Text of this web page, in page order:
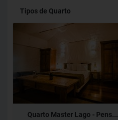
Tipos de Quarto
Quarto Master Lago - Pens...